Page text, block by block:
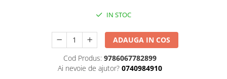
Publicistica / Reportaje / Interviuri
Sociologie si filozofie
IN STOC
ADAUGA IN COS
Cod Produs: 9786067782899
Ai nevoie de ajutor? 0740984910